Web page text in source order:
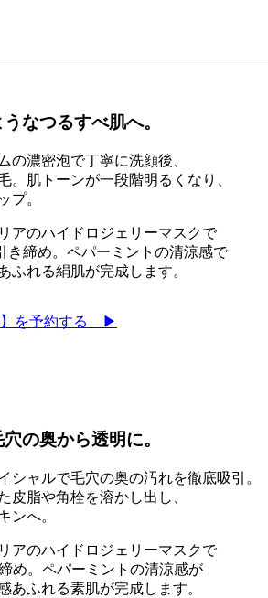
なつるすべ肌へ。
の濃密泡で丁寧に洗顔後、
。肌トーンが一段階明るくなり、
プ。
アのハイドロジェリーマスクで
き締め。ペパーミントの清涼感で
ふれる絹肌が完成します。
】を予約する ▶
の奥から透明に。
シャルで毛穴の奥の汚れを徹底吸引。
皮脂や角栓を溶かし出し、
ンへ。
アのハイドロジェリーマスクで
め。ペパーミントの清涼感が
あふれる素肌が完成します。